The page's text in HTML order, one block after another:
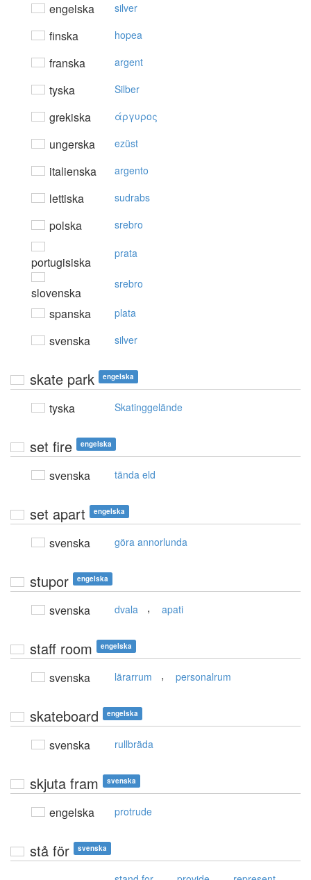
engelska silver
finska hopea
franska argent
tyska Silber
grekiska άργυρoς
ungerska ezüst
italienska argento
lettiska sudrabs
polska srebro
portugisiska
prata
slovenska
srebro
spanska plata
svenska silver
skate park engelska
tyska Skatinggelände
set fire engelska
svenska tända eld
set apart engelska
svenska göra annorlunda
stupor engelska
svenska dvala , apati
staff room engelska
svenska lärarrum , personalrum
skateboard engelska
svenska rullbräda
skjuta fram svenska
engelska protrude
stå för svenska